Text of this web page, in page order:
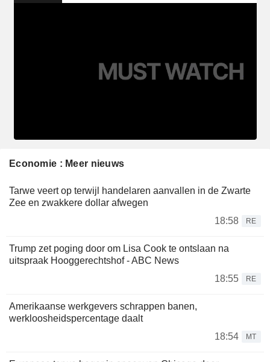
Economie : Meer nieuws
Tarwe veert op terwijl handelaren aanvallen in de Zwarte
Zee en zwakkere dollar afwegen
18:58
RE
Trump zet poging door om Lisa Cook te ontslaan na
uitspraak Hooggerechtshof - ABC News
18:55
RE
Amerikaanse werkgevers schrappen banen,
werkloosheidspercentage daalt
18:54
MT